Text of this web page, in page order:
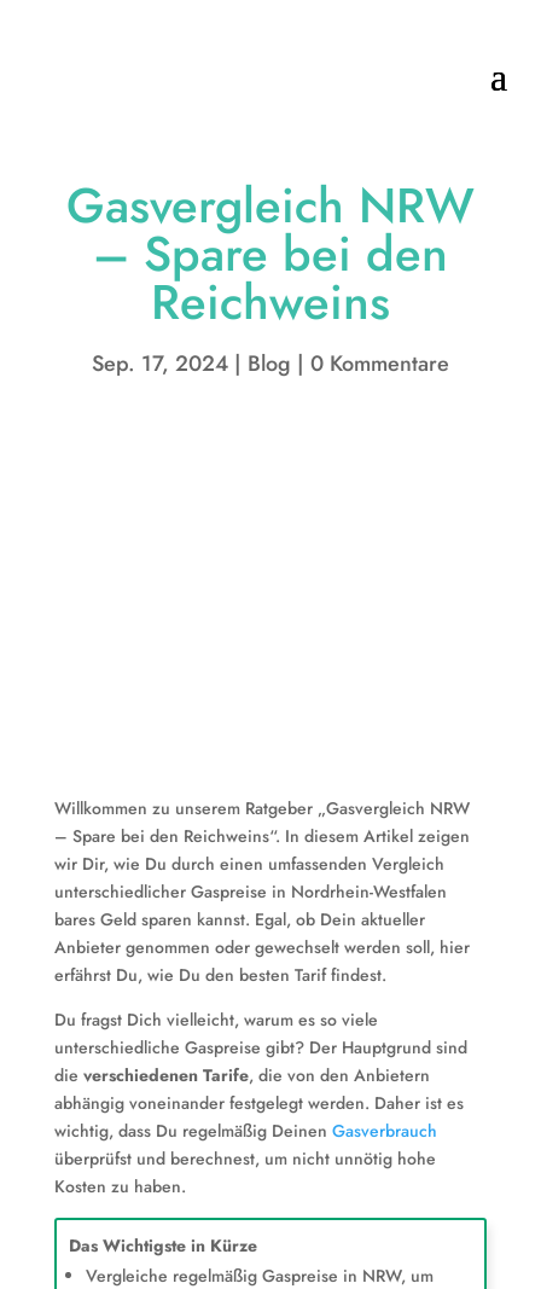
Gasvergleich NRW
– Spare bei den
Reichweins
Sep. 17, 2024 Blog 0 Kommentare
Willkommen zu unserem Ratgeber „Gasvergleich NRW
– Spare bei den Reichweins“. In diesem Artikel zeigen
wir Dir, wie Du durch einen umfassenden Vergleich
unterschiedlicher Gaspreise in Nordrhein-Westfalen
bares Geld sparen kannst. Egal, ob Dein aktueller
Anbieter genommen oder gewechselt werden soll, hier
erfährst Du, wie Du den besten Tarif findest.
Du fragst Dich vielleicht, warum es so viele
unterschiedliche Gaspreise gibt? Der Hauptgrund sind
die verschiedenen Tarife, die von den Anbietern
abhängig voneinander festgelegt werden. Daher ist es
wichtig, dass Du regelmäßig Deinen Gasverbrauch
überprüfst und berechnest, um nicht unnötig hohe
Kosten zu haben.
Das Wichtigste in Kürze
Vergleiche regelmäßig Gaspreise in NRW, um